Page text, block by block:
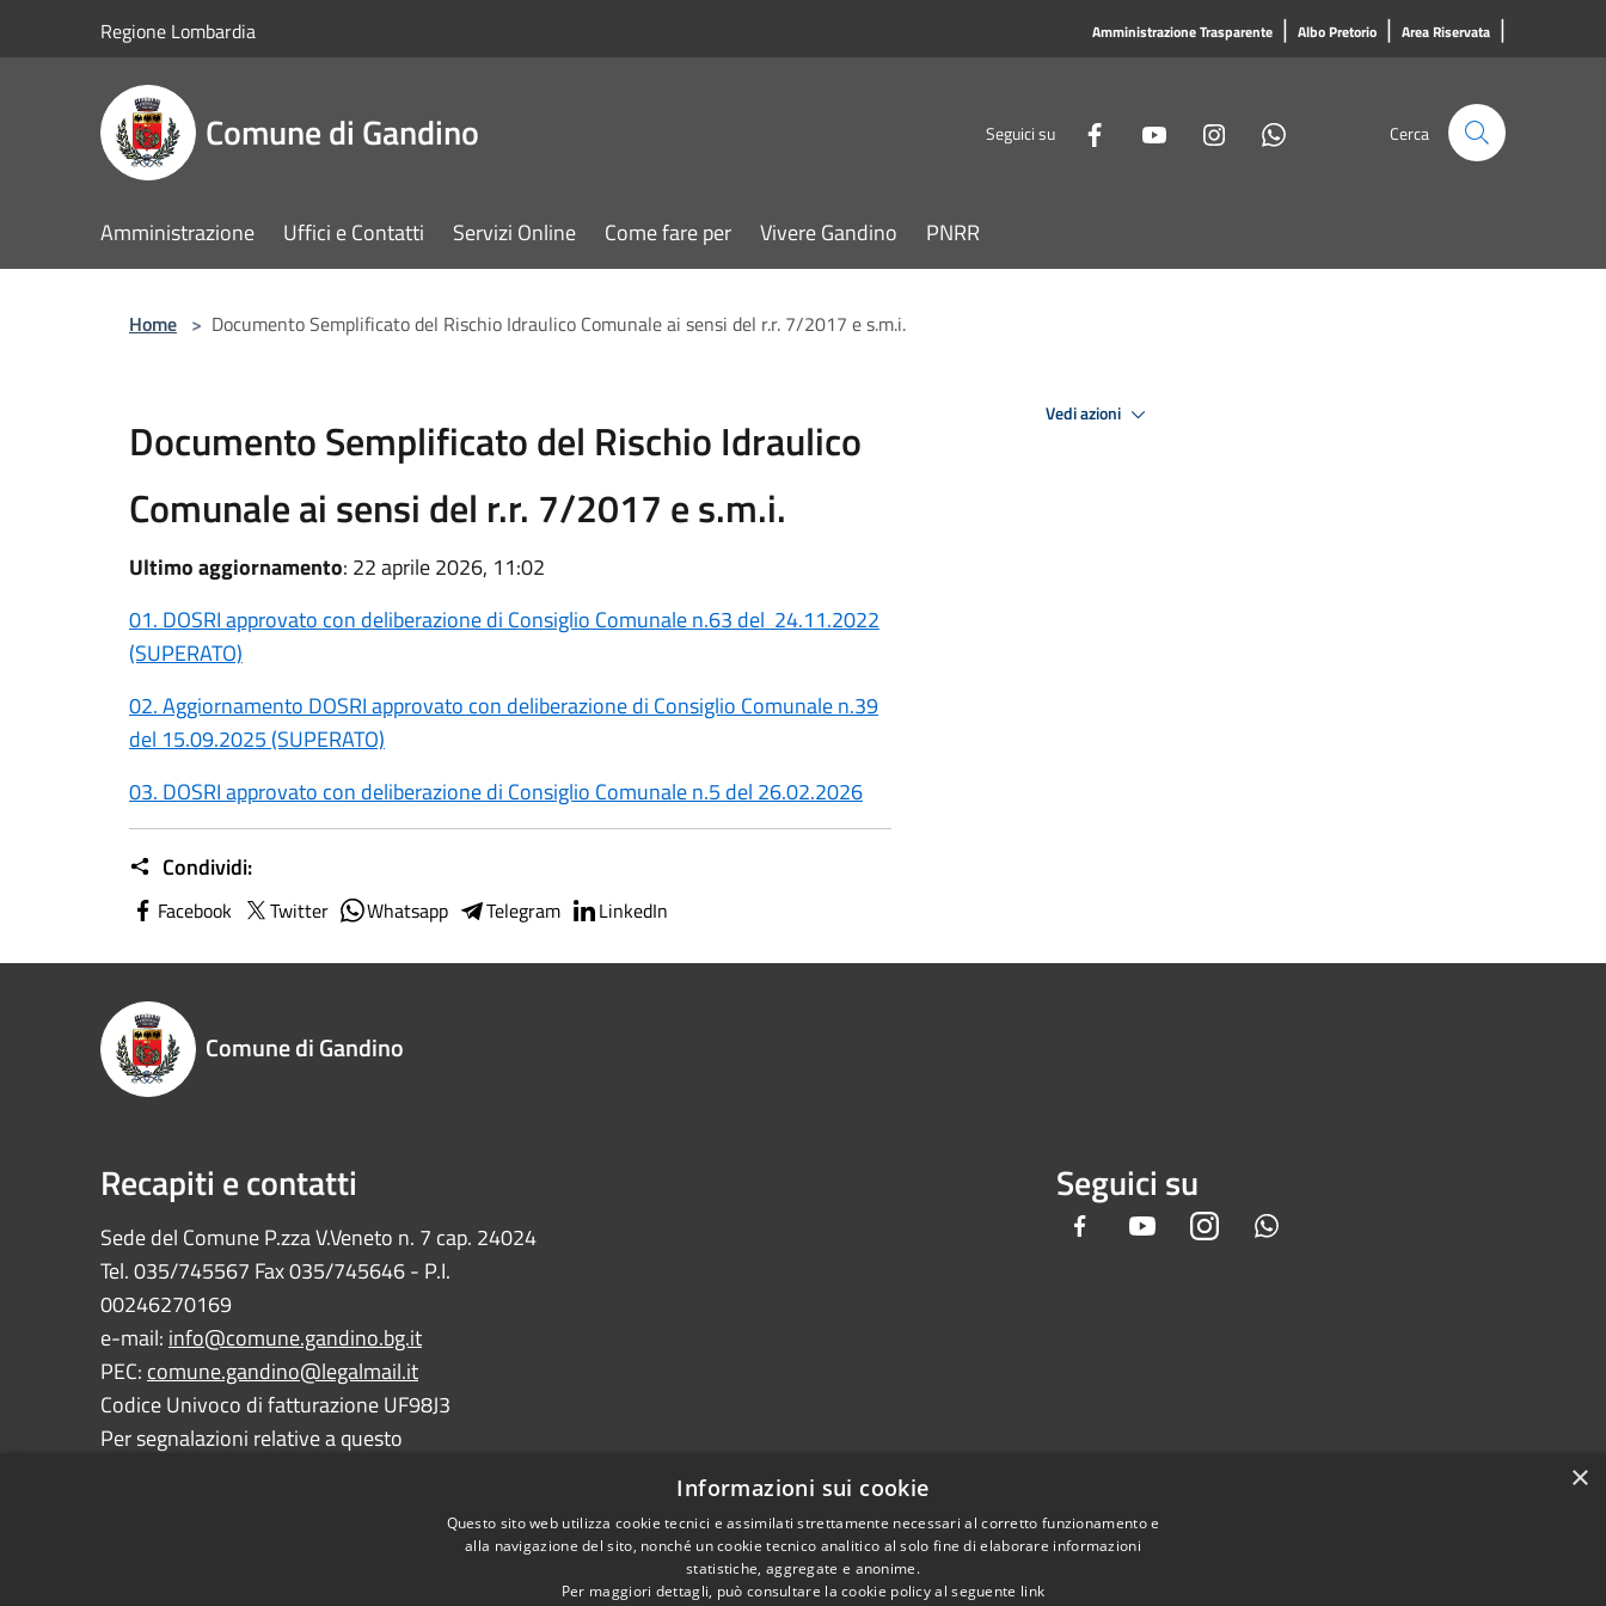
Regione Lombardia Amministrazione Trasparente | Albo Pretorio | Area Riservata |
Comune di Gandino Seguici su Cerca
Amministrazione Uffici e Contatti Servizi Online Come fare per Vivere Gandino PNRR
Home > Documento Semplificato del Rischio Idraulico Comunale ai sensi del r.r. 7/2017 e s.m.i.
Documento Semplificato del Rischio Idraulico
Comunale ai sensi del r.r. 7/2017 e s.m.i.
Ultimo aggiornamento: 22 aprile 2026, 11:02
01. DOSRI approvato con deliberazione di Consiglio Comunale n.63 del 24.11.2022
(SUPERATO)
02. Aggiornamento DOSRI approvato con deliberazione di Consiglio Comunale n.39
del 15.09.2025 (SUPERATO)
03. DOSRI approvato con deliberazione di Consiglio Comunale n.5 del 26.02.2026
Condividi:
Facebook Twitter Whatsapp Telegram LinkedIn
Vedi azioni
Comune di Gandino
Recapiti e contatti
Sede del Comune P.zza V.Veneto n. 7 cap. 24024
Tel. 035/745567 Fax 035/745646 - P.I.
00246270169
e-mail: info@comune.gandino.bg.it
PEC: comune.gandino@legalmail.it
Codice Univoco di fatturazione UF98J3
Per segnalazioni relative a questo
Seguici su
Facebook YoutubeInstagram
×
Informazioni sui cookie
Questo sito web utilizza cookie tecnici e assimilati strettamente necessari al corretto funzionamento e
alla navigazione del sito, nonché un cookie tecnico analitico al solo fine di elaborare informazioni
statistiche, aggregate e anonime.
Per maggiori dettagli, può consultare la cookie policy al seguente link